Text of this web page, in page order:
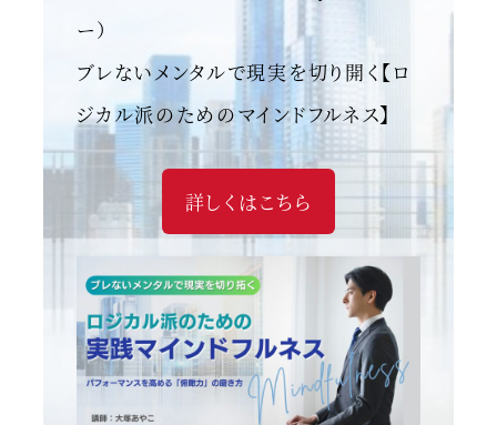
ー）
ブレないメンタルで現実を切り開く【ロ
ジカル派のためのマインドフルネス】
詳しくはこちら